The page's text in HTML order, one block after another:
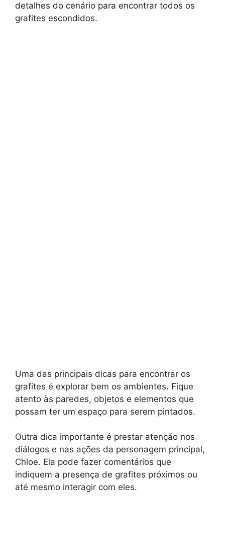
detalhes do cenário para encontrar todos os
grafites escondidos.
Uma das principais dicas para encontrar os
grafites é explorar bem os ambientes. Fique
atento às paredes, objetos e elementos que
possam ter um espaço para serem pintados.
Outra dica importante é prestar atenção nos
diálogos e nas ações da personagem principal,
Chloe. Ela pode fazer comentários que
indiquem a presença de grafites próximos ou
até mesmo interagir com eles.